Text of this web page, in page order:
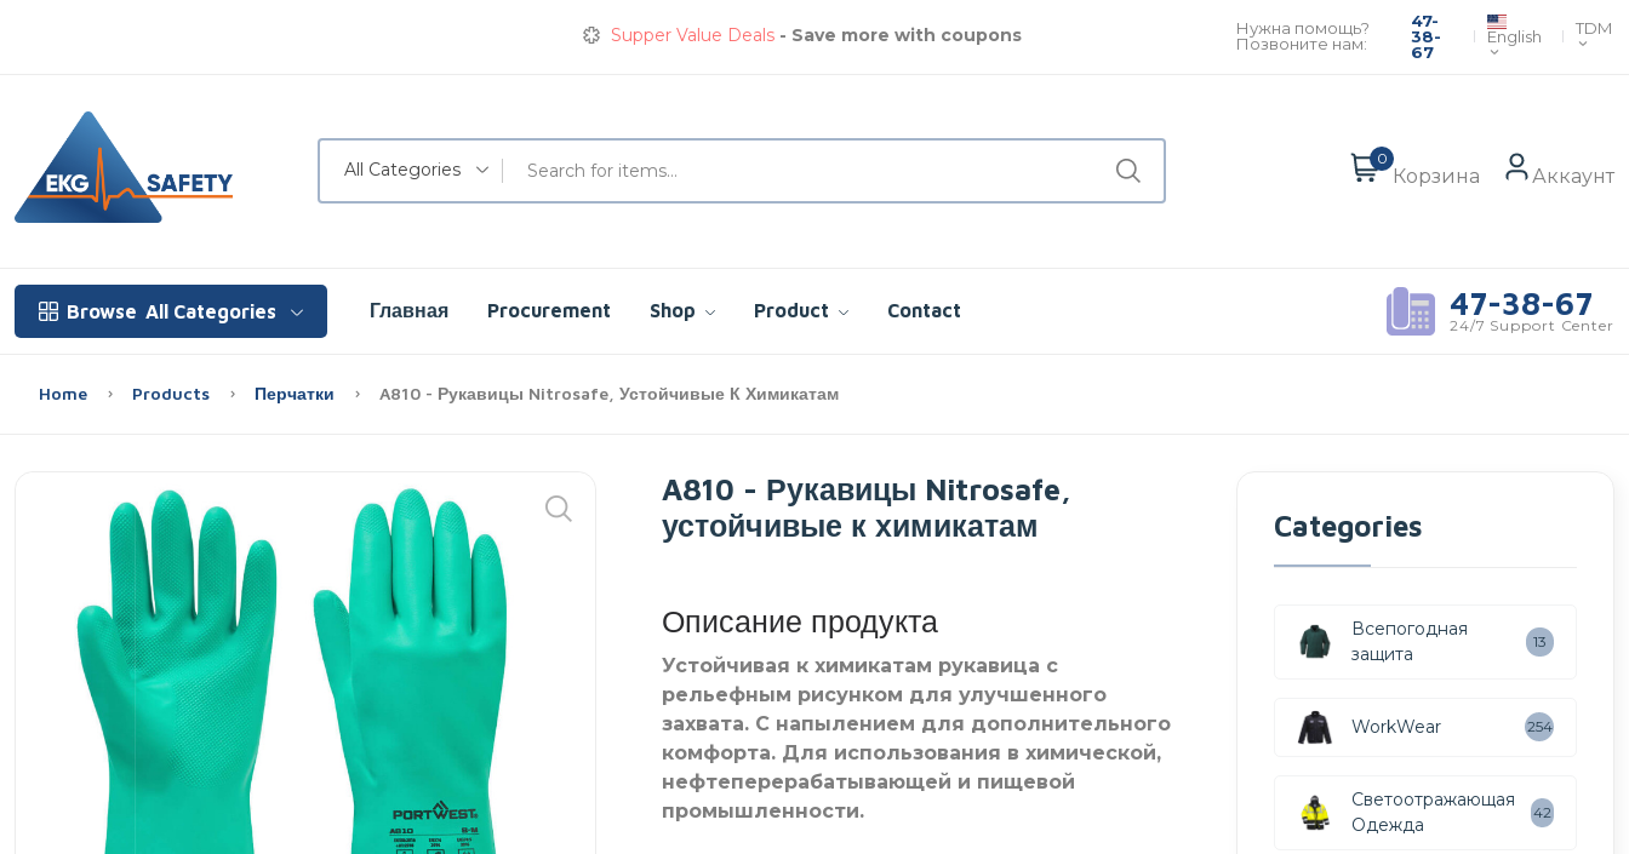
Supper Value Deals - Save more with coupons
Get great devices up to 50% off View details
Нужна помощь?
Позвоните нам:
47-
38-
67
English TDM
All Categories
0
Корзина Аккаунт
Browse All Categories Главная Procurement Shop Product Contact 47-38-67
24/7 Support Center
Home Products Перчатки A810 - Рукавицы Nitrosafe, Устойчивые К Химикатам
A810 - Рукавицы Nitrosafe,
устойчивые к химикатам
Описание продукта
Устойчивая к химикатам рукавица с
рельефным рисунком для улучшенного
захвата. С напылением для дополнительного
комфорта. Для использования в химической,
нефтеперерабатывающей и пищевой
промышленности.
Categories
Всепогодная
защита
13
WorkWear 254
Светоотражающая
Одежда
42